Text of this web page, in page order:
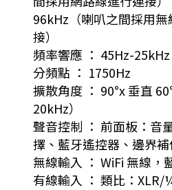
96kHz（喇叭之間採用
接）
頻率響應 ： 45Hz-
分頻點 ： 1750Hz
擴散角度 ： 90°x 垂直
20kHz）
聲音控制 ： 前面板：音
擇、藍牙遙控器、邊界補
無線輸入 ： WiFi 無線，
有線輸入 ： 類比：